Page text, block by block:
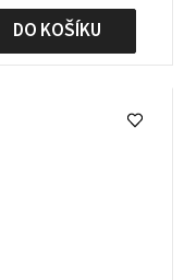
DO KOŠÍKU